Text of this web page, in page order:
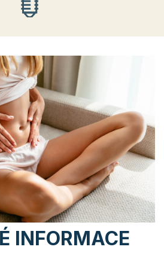
břicho a zažívání.
INFORMACE